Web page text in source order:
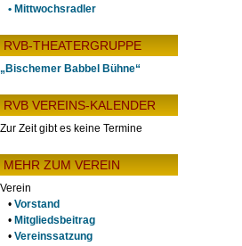
• Mittwochsradler
RVB-THEATERGRUPPE
„Bischemer Babbel Bühne“
RVB VEREINS-KALENDER
Zur Zeit gibt es keine Termine
MEHR ZUM VEREIN
Verein
• Vorstand
• Mitgliedsbeitrag
• Vereinssatzung